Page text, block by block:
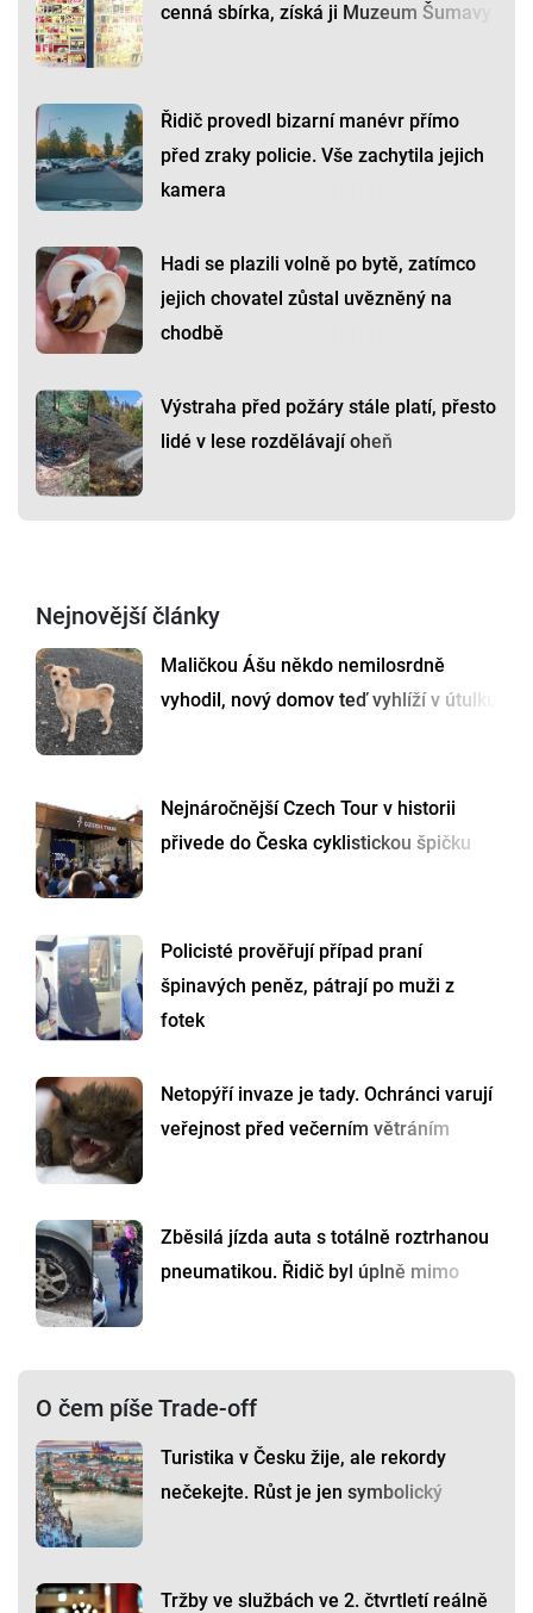
cenná sbírka, získá ji Muzeum Šumavy
Řidič provedl bizarní manévr přímo
před zraky policie. Vše zachytila jejich
kamera
Hadi se plazili volně po bytě, zatímco
jejich chovatel zůstal uvězněný na
chodbě
Výstraha před požáry stále platí, přesto
lidé v lese rozdělávají oheň
Nejnovější články
Maličkou Ášu někdo nemilosrdně
vyhodil, nový domov teď vyhlíží v útulku
Nejnáročnější Czech Tour v historii
přivede do Česka cyklistickou špičku
Policisté prověřují případ praní
špinavých peněz, pátrají po muži z
fotek
Netopýří invaze je tady. Ochránci varují
veřejnost před večerním větráním
Zběsilá jízda auta s totálně roztrhanou
pneumatikou. Řidič byl úplně mimo
O čem píše Trade-off
Turistika v Česku žije, ale rekordy
nečekejte. Růst je jen symbolický
Tržby ve službách ve 2. čtvrtletí reálně